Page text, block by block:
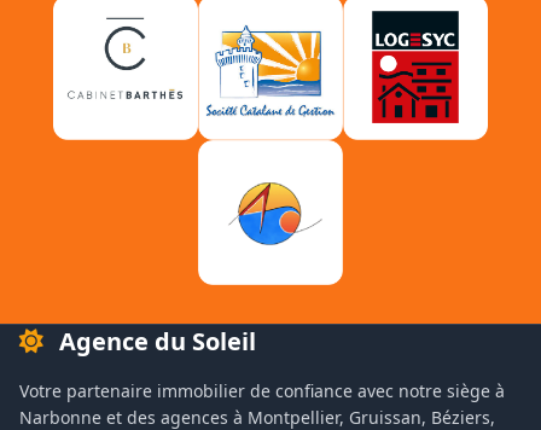
Agence du Soleil
Votre partenaire immobilier de confiance avec notre siège à
Narbonne et des agences à Montpellier, Gruissan, Béziers,